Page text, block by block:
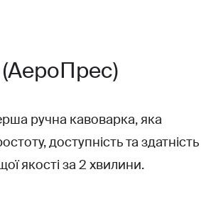
ручна кавоварка, яка
доступність та здатність
якості за 2 хвилини.